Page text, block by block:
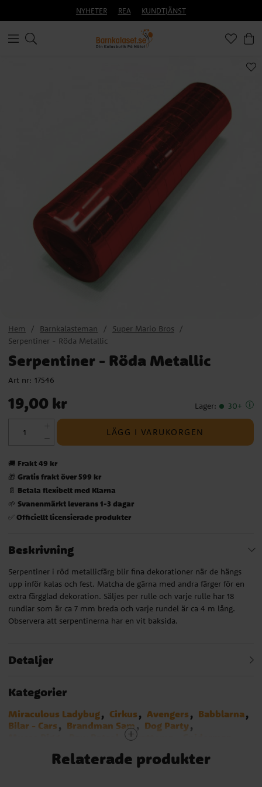
NYHETER REA KUNDTJÄNST
Hem Barnkalasteman
Super Mario Bros
Serpentiner - Röda Metallic
Serpentiner - Röda Metallic
Art nr: 17546
Pris: 19,00 kr
19,00 kr Lager: 30+
LÄGG I VARUKORGEN
🚚 Frakt 49 kr
🎁 Gratis frakt över 599 kr
📄 Betala flexibelt med Klarna
🌱 Svanenmärkt leverans 1-3 dagar
✅ Officiellt licensierade produkter
Beskrivning
Serpentiner i röd metallicfärg blir fina dekorationer när de hängs
upp inför kalas och fest. Matcha de gärna med andra färger för en
extra färgglad dekoration. Säljes per rulle och varje rulle har 18
rundlar som är ca 7 mm breda och varje rundel är ca 4 m lång.
Observera att serpentinerna har en vit baksida.
Detaljer
Kategorier
Miraculous Ladybug Cirkus Avengers
Babblarna
Bilar - Cars
Brandman Sam
Dog Party
Pirattema
Traktor och Bondgård
Röd
Monster Truck
Relaterade produkter